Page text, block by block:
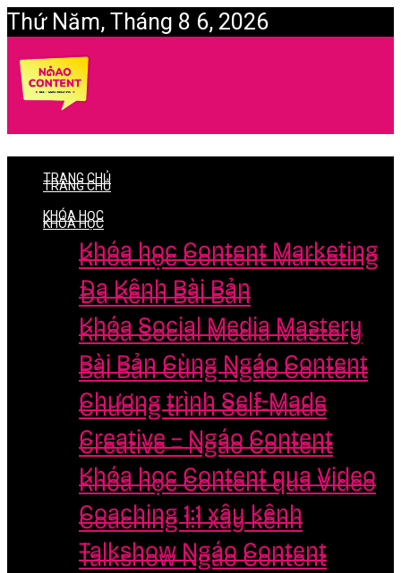
Thứ Năm, Tháng 8 6, 2026
Login
TRANG CHỦ
KHÓA HỌC
Khóa học Content Marketing
Đa Kênh Bài Bản
Khóa Social Media Mastery
Bài Bản Cùng Ngáo Content
Chương trình Self-Made
Creative – Ngáo Content
Khóa học Content qua Video
Coaching 1:1 xây kênh
Talkshow Ngáo Content
TRANG CHỦ
KHÓA HỌC
Khóa học Content Marketing
Đa Kênh Bài Bản
Khóa Social Media Mastery
Bài Bản Cùng Ngáo Content
Chương trình Self-Made
Creative – Ngáo Content
Khóa học Content qua Video
Coaching 1:1 xây kênh
Talkshow Ngáo Content